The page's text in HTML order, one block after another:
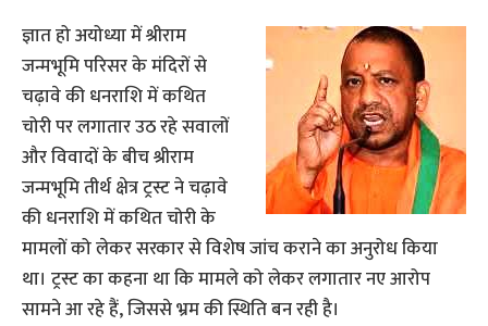
ज्ञात हो अयोध्या में श्रीराम
जन्मभूमि परिसर के मंदिरों से
चढ़ावे की धनराशि में कथित
चोरी पर लगातार उठ रहे सवालों
और विवादों के बीच श्रीराम
जन्मभूमि तीर्थ क्षेत्र ट्रस्ट ने चढ़ावे
की धनराशि में कथित चोरी के
मामलों को लेकर सरकार से विशेष जांच कराने का अनुरोध किया
था। ट्रस्ट का कहना था कि मामले को लेकर लगातार नए आरोप
सामने आ रहे हैं, जिससे भ्रम की स्थिति बन रही है।